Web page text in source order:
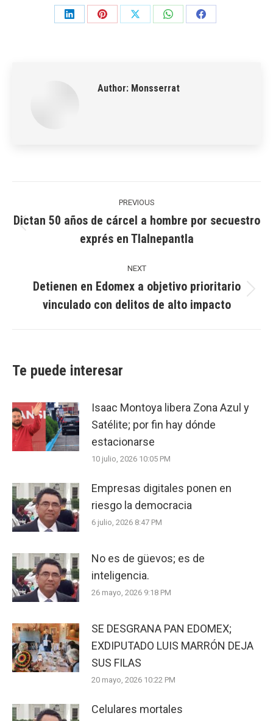
Share
Share
Share
Share
Share
Author: Monsserrat
PREVIOUS
post:
Dictan 50 años de cárcel a hombre por secuestro
exprés en Tlalnepantla
NEXT
Next
post:
Detienen en Edomex a objetivo prioritario
vinculado con delitos de alto impacto
Te puede interesar
Isaac Montoya libera Zona Azul y
Satélite; por fin hay dónde
estacionarse
10 julio, 2026 10:05 PM
Empresas digitales ponen en
riesgo la democracia
6 julio, 2026 8:47 PM
No es de güevos; es de
inteligencia.
26 mayo, 2026 9:18 PM
SE DESGRANA PAN EDOMEX;
EXDIPUTADO LUIS MARRÓN DEJA
SUS FILAS
20 mayo, 2026 10:22 PM
Celulares mortales